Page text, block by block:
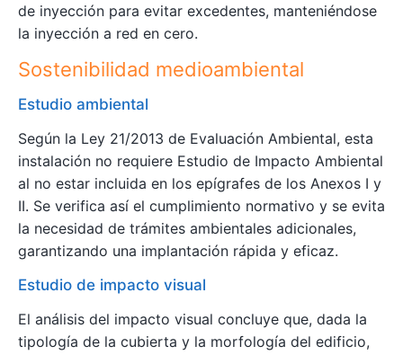
de inyección para evitar excedentes, manteniéndose
la inyección a red en cero.
Sostenibilidad medioambiental
Estudio ambiental
Según la Ley 21/2013 de Evaluación Ambiental, esta
instalación no requiere Estudio de Impacto Ambiental
al no estar incluida en los epígrafes de los Anexos I y
II. Se verifica así el cumplimiento normativo y se evita
la necesidad de trámites ambientales adicionales,
garantizando una implantación rápida y eficaz.
Estudio de impacto visual
El análisis del impacto visual concluye que, dada la
tipología de la cubierta y la morfología del edificio,